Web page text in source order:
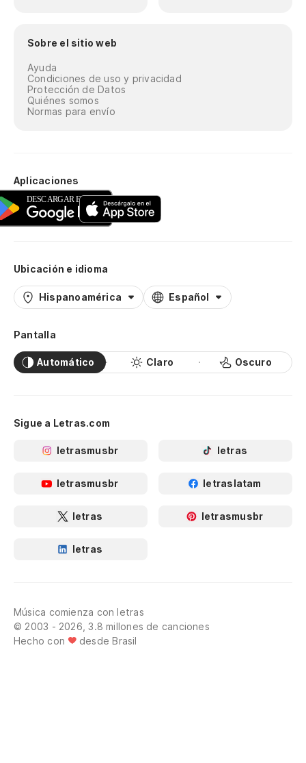
Sobre el sitio web
Ayuda
Condiciones de uso y privacidad
Protección de Datos
Quiénes somos
Normas para envío
Aplicaciones
Ubicación e idioma
Hispanoamérica Español
Pantalla
Automático Claro Oscuro
Sigue a Letras.com
letrasmusbr letras
letrasmusbr letraslatam
letras letrasmusbr
letras
Música comienza con letras
© 2003 - 2026, 3.8 millones de canciones
Hecho con
desde Brasil